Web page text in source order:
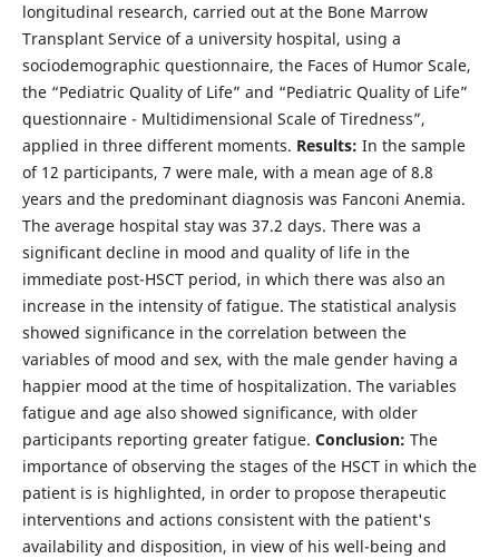
longitudinal research, carried out at the Bone Marrow
Transplant Service of a university hospital, using a
sociodemographic questionnaire, the Faces of Humor Scale,
the “Pediatric Quality of Life” and “Pediatric Quality of Life”
questionnaire - Multidimensional Scale of Tiredness”,
applied in three different moments. Results: In the sample
of 12 participants, 7 were male, with a mean age of 8.8
years and the predominant diagnosis was Fanconi Anemia.
The average hospital stay was 37.2 days. There was a
significant decline in mood and quality of life in the
immediate post-HSCT period, in which there was also an
increase in the intensity of fatigue. The statistical analysis
showed significance in the correlation between the
variables of mood and sex, with the male gender having a
happier mood at the time of hospitalization. The variables
fatigue and age also showed significance, with older
participants reporting greater fatigue. Conclusion: The
importance of observing the stages of the HSCT in which the
patient is is highlighted, in order to propose therapeutic
interventions and actions consistent with the patient's
availability and disposition, in view of his well-being and